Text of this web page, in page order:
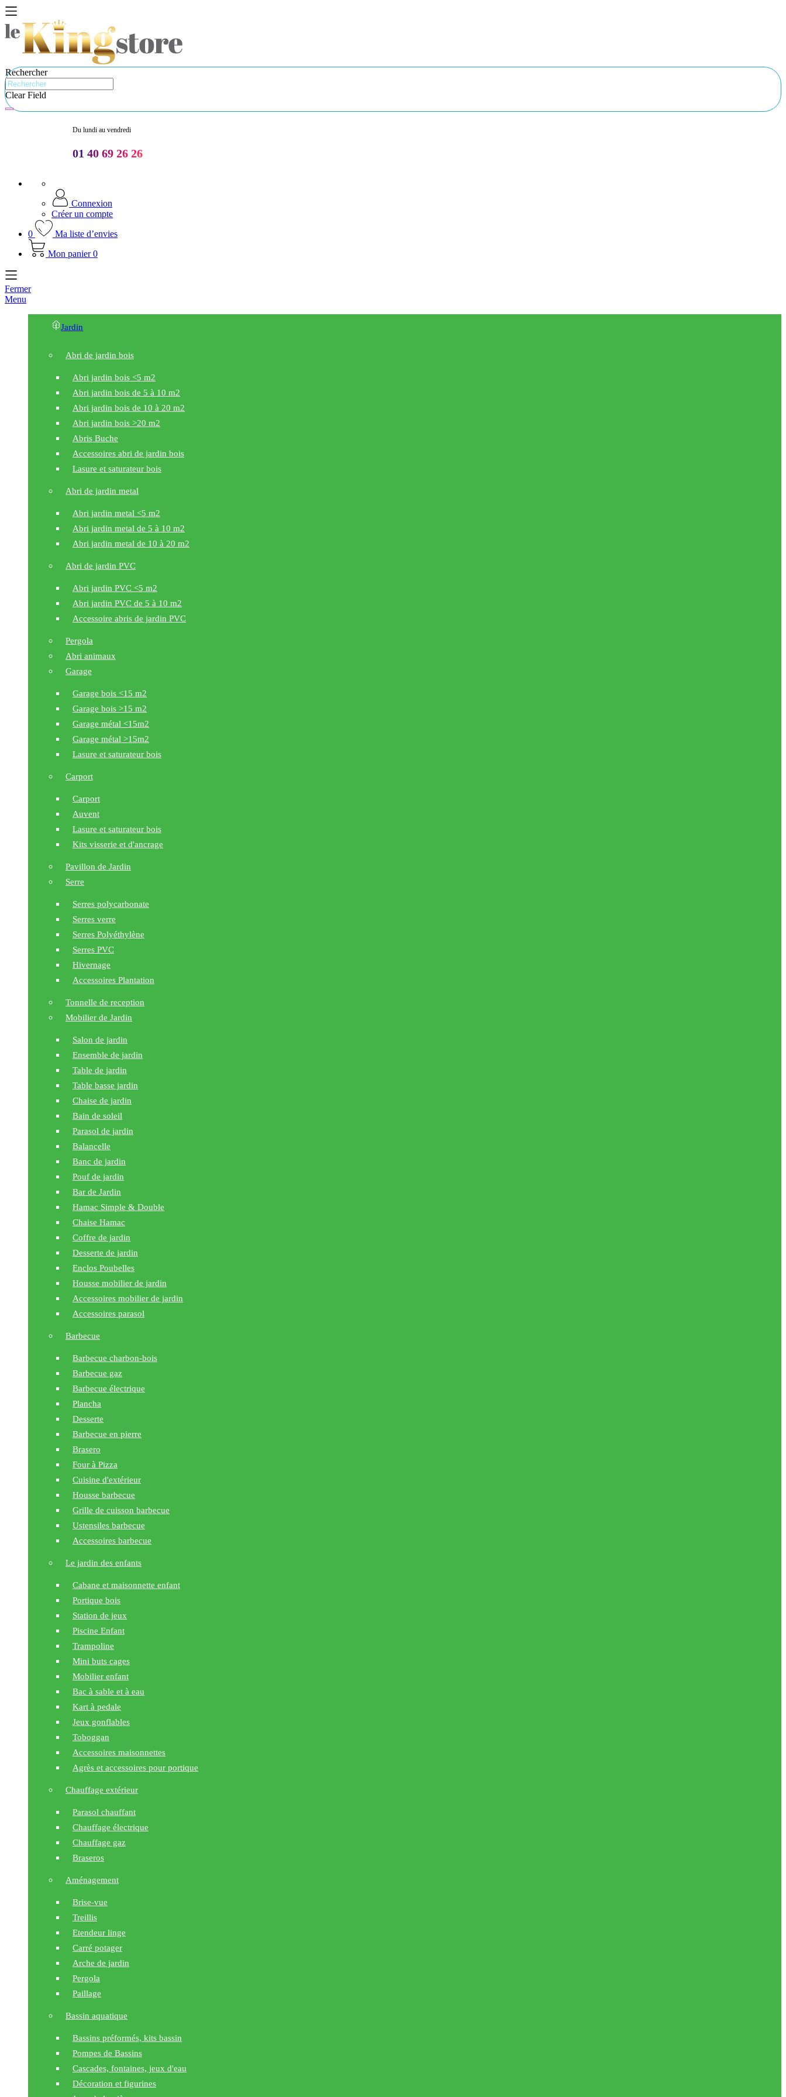
Rechercher
Clear Field
Du lundi au vendredi
01 40 69 26 26
Connexion
Créer un compte
0
Ma liste d’envies
Mon panier 0
Fermer
Menu
Jardin
Abri de jardin bois
Abri jardin bois <5 m2
Abri jardin bois de 5 à 10 m2
Abri jardin bois de 10 à 20 m2
Abri jardin bois >20 m2
Abris Buche
Accessoires abri de jardin bois
Lasure et saturateur bois
Abri de jardin metal
Abri jardin metal <5 m2
Abri jardin metal de 5 à 10 m2
Abri jardin metal de 10 à 20 m2
Abri de jardin PVC
Abri jardin PVC <5 m2
Abri jardin PVC de 5 à 10 m2
Accessoire abris de jardin PVC
Pergola
Abri animaux
Garage
Garage bois <15 m2
Garage bois >15 m2
Garage métal <15m2
Garage métal >15m2
Lasure et saturateur bois
Carport
Carport
Auvent
Lasure et saturateur bois
Kits visserie et d'ancrage
Pavillon de Jardin
Serre
Serres polycarbonate
Serres verre
Serres Polyéthylène
Serres PVC
Hivernage
Accessoires Plantation
Tonnelle de reception
Mobilier de Jardin
Salon de jardin
Ensemble de jardin
Table de jardin
Table basse jardin
Chaise de jardin
Bain de soleil
Parasol de jardin
Balancelle
Banc de jardin
Pouf de jardin
Bar de Jardin
Hamac Simple & Double
Chaise Hamac
Coffre de jardin
Desserte de jardin
Enclos Poubelles
Housse mobilier de jardin
Accessoires mobilier de jardin
Accessoires parasol
Barbecue
Barbecue charbon-bois
Barbecue gaz
Barbecue électrique
Plancha
Desserte
Barbecue en pierre
Brasero
Four à Pizza
Cuisine d'extérieur
Housse barbecue
Grille de cuisson barbecue
Ustensiles barbecue
Accessoires barbecue
Le jardin des enfants
Cabane et maisonnette enfant
Portique bois
Station de jeux
Piscine Enfant
Trampoline
Mini buts cages
Mobilier enfant
Bac à sable et à eau
Kart à pedale
Jeux gonflables
Toboggan
Accessoires maisonnettes
Agrès et accessoires pour portique
Chauffage extérieur
Parasol chauffant
Chauffage électrique
Chauffage gaz
Braseros
Aménagement
Brise-vue
Treillis
Etendeur linge
Carré potager
Arche de jardin
Pergola
Paillage
Bassin aquatique
Bassins préformés, kits bassin
Pompes de Bassins
Cascades, fontaines, jeux d'eau
Décoration et figurines